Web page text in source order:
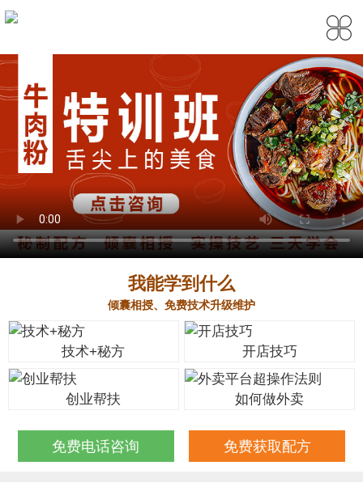
我能学到什么
倾囊相授、免费技术升级维护
技术+秘方 开店技巧
创业帮扶 如何做外卖
免费电话咨询 免费获取配方